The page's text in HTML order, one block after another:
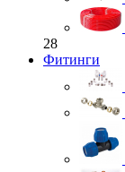
28
Фитинги